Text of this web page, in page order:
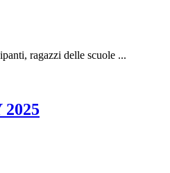
ragazzi delle scuole ...